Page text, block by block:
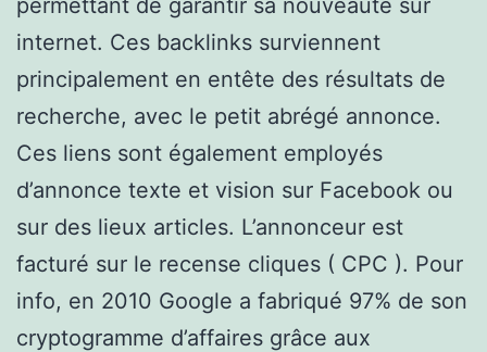
internet. Ces backlinks surviennent
principalement en entête des résultats de
recherche, avec le petit abrégé annonce.
Ces liens sont également employés
d’annonce texte et vision sur Facebook ou
sur des lieux articles. L’annonceur est
facturé sur le recense cliques ( CPC ). Pour
info, en 2010 Google a fabriqué 97% de son
cryptogramme d’affaires grâce aux